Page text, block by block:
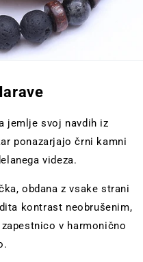
jemlje svoj navdih iz
ponazarjajo črni kamni
videza.
obdana z vsake strani
kontrast neobrušenim,
v harmonično